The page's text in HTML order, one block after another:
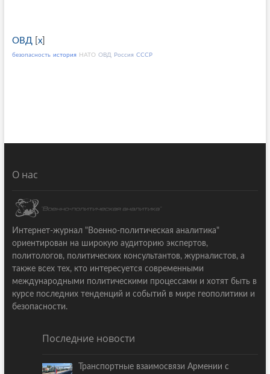
ОВД x]
безопасность история НАТО ОВД Россия СССР
О нас
Интернет-журнал "Военно-политическая аналитика"
ориентирован на широкую аудиторию экспертов,
политологов, политических консультантов, журналистов, а
также всех тех, кто интересуется современными
международными политическими процессами и хотят быть в
курсе последних тенденций и событий в мире геополитики и
безопасности.
Последние новости
Транспортные взаимосвязи Армении с